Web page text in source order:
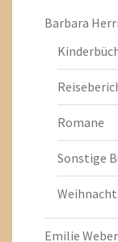
Barbara
Romane
Sonstige
Emilie Weber